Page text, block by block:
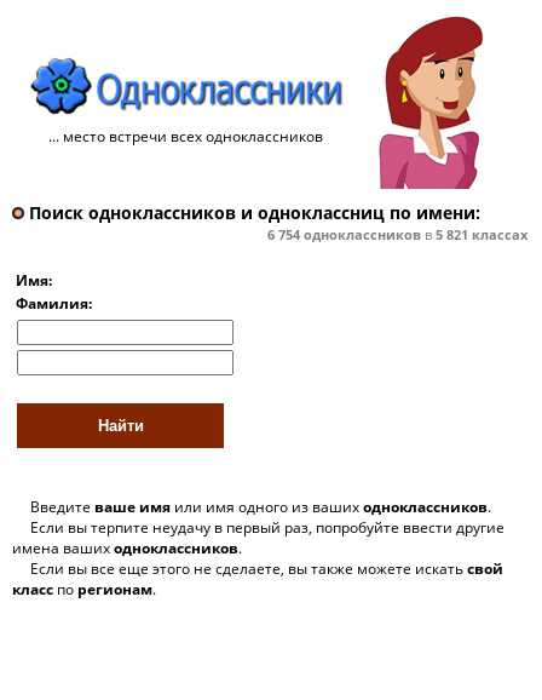
... место встречи всех одноклассников
Поиск одноклассников и одноклассниц по имени:
6 754 одноклассниковв 5 821 классах
Имя:
Фамилия:
Введите ваше имя или имя одного из вашиходноклассников.
Если вы терпите неудачу в первый раз, попробуйте ввести другие
имена вашиходноклассников.
Если вы все еще этого не сделаете, вы также можете искатьсвой
класс по регионам.